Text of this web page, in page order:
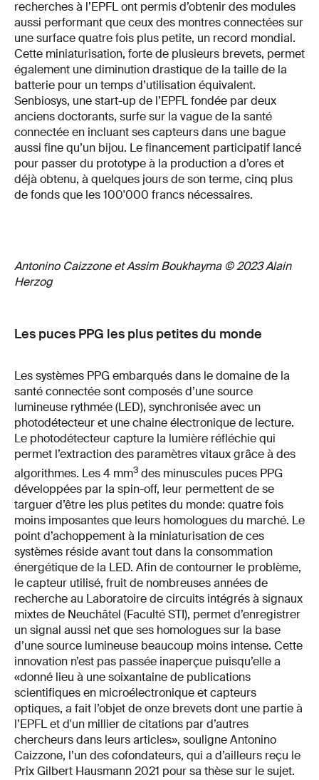
recherches à l’EPFL ont permis d’obtenir des modules
aussi performant que ceux des montres connectées sur
une surface quatre fois plus petite, un record mondial.
Cette miniaturisation, forte de plusieurs brevets, permet
également une diminution drastique de la taille de la
batterie pour un temps d’utilisation équivalent.
Senbiosys, une start-up de l’EPFL fondée par deux
anciens doctorants, surfe sur la vague de la santé
connectée en incluant ses capteurs dans une bague
aussi fine qu’un bijou. Le financement participatif lancé
pour passer du prototype à la production a d’ores et
déjà obtenu, à quelques jours de son terme, cinq plus
de fonds que les 100'000 francs nécessaires.
Antonino Caizzone et Assim Boukhayma © 2023 Alain
Herzog
Les puces PPG les plus petites du monde
Les systèmes PPG embarqués dans le domaine de la
santé connectée sont composés d’une source
lumineuse rythmée (LED), synchronisée avec un
photodétecteur et une chaine électronique de lecture.
Le photodétecteur capture la lumière réfléchie qui
permet l’extraction des paramètres vitaux grâce à des
algorithmes. Les 4 mm3 des minuscules puces PPG
développées par la spin-off, leur permettent de se
targuer d’être les plus petites du monde: quatre fois
moins imposantes que leurs homologues du marché. Le
point d’achoppement à la miniaturisation de ces
systèmes réside avant tout dans la consommation
énergétique de la LED. Afin de contourner le problème,
le capteur utilisé, fruit de nombreuses années de
recherche au Laboratoire de circuits intégrés à signaux
mixtes de Neuchâtel (Faculté STI), permet d’enregistrer
un signal aussi net que ses homologues sur la base
d’une source lumineuse beaucoup moins intense. Cette
innovation n’est pas passée inaperçue puisqu’elle a
«donné lieu à une soixantaine de publications
scientifiques en microélectronique et capteurs
optiques, a fait l’objet de onze brevets dont une partie à
l’EPFL et d'un millier de citations par d’autres
chercheurs dans leurs articles», souligne Antonino
Caizzone, l’un des cofondateurs, qui a d’ailleurs reçu le
Prix Gilbert Hausmann 2021 pour sa thèse sur le sujet.